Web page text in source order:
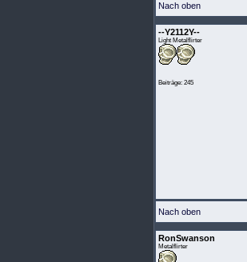
Nach oben
--Y2112Y--
Light Metalflirter
Beiträge: 245
Nach oben
RonSwanson
Metalflirter